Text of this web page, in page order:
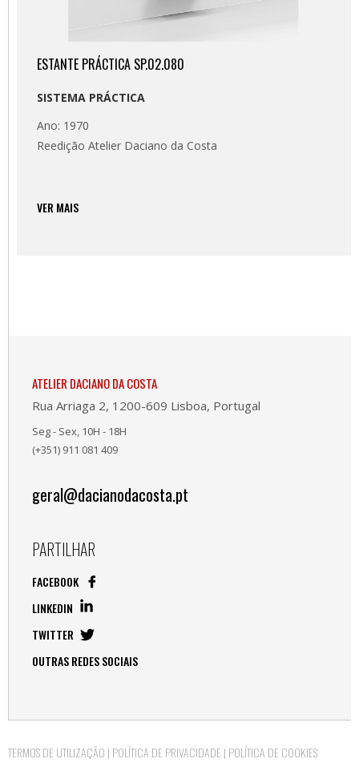
ESTANTE PRÁCTICA SP.02.080
SISTEMA PRÁCTICA
Ano: 1970
Reedição Atelier Daciano da Costa
VER MAIS
ATELIER DACIANO DA COSTA
Rua Arriaga 2, 1200-609 Lisboa, Portugal
Seg - Sex, 10H - 18H
(+351) 911 081 409
geral@dacianodacosta.pt
PARTILHAR
FACEBOOK
LINKEDIN
TWITTER
OUTRAS REDES SOCIAIS
TERMOS DE UTILIZAÇÃO | POLÍTICA DE PRIVACIDADE | POLÍTICA DE COOKIES